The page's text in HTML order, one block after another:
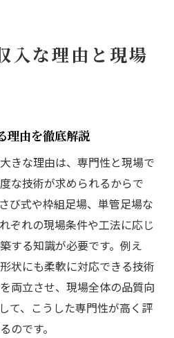
入な理由と現場
理由を徹底解説
きな理由は、専門性と現場で
な技術が求められるからで
び式や枠組足場、単管足場な
ぞれの現場条件や工法に応じ
する知識が必要です。例え
状にも柔軟に対応できる技術
両立させ、現場全体の品質向
て、こうした専門性が高く評
のです。